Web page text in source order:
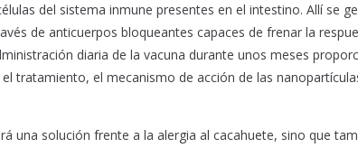
del sistema inmune presentes en el intestino. Allí se
de anticuerpos bloqueantes capaces de frenar la
diaria de la vacuna durante unos meses
tratamiento, el mecanismo de acción de las
una solución frente a la alergia al cacahuete, sino que